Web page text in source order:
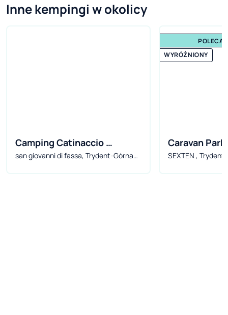
Inne kempingi w okolicy
Camping Catinaccio
Rosengarten
san giovanni di fassa, Trydent-Górna
POLECA
WYRÓŻNIONY
Caravan
SEXTEN ,